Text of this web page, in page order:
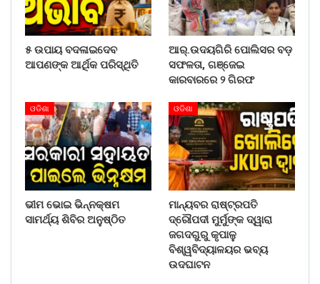
୫ ଉପାୟ ବଦଳାଇଦେବ
ଆପଣଙ୍କ ଆର୍ଥିକ ପରିସ୍ଥିତି
ଆର୍.ଉଦୟଗିରି ପୋଲିସର ବଡ଼
ସଫଳତା, ଗଞ୍ଜେଇ
କାରବାରରେ ୨ ଗିରଫ
ଓଡିଶା
ଭୀମ ଭୋଇ ଭିନ୍ନକ୍ଷମ
ସାମର୍ଥ୍ୟ ଶିବିର ଅନୁଷ୍ଠିତ
ଓଡିଶା
ମାନ୍ୟବର ରାଷ୍ଟ୍ରପତି
ଦ୍ରୌପଦୀ ମୁର୍ମୁଙ୍କ ଦ୍ୱାରା
ଜଗଦଗୁରୁ କୃପାଳୁ
ବିଶ୍ୱବିଦ୍ୟାଳୟର ଭବ୍ୟ
ଉଦଘାଟନ